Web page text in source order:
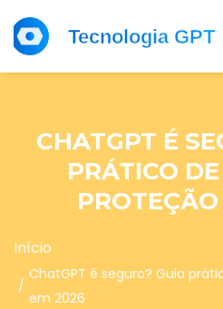
CHATGPT É
PRÁTICO
Início
ChatGPT é seguro? Guia
em 2026